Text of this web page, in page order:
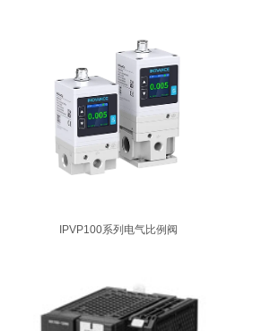
IPVP100系列电气比例阀